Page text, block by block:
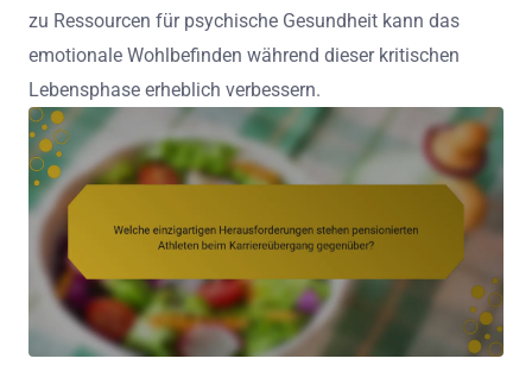
zu Ressourcen für psychische Gesundheit kann das
emotionale Wohlbefinden während dieser kritischen
Lebensphase erheblich verbessern.